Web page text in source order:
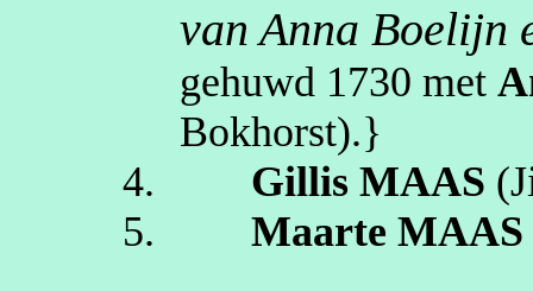
van Anna Boelijn
gehuwd 1730 met
Bokhorst).}
4.
Gillis MAAS (
5.
Maarte MAAS